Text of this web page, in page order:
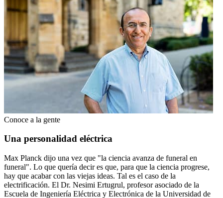
Conoce a la gente
Una personalidad eléctrica
Max Planck dijo una vez que "la ciencia avanza de funeral en
funeral". Lo que quería decir es que, para que la ciencia progrese,
hay que acabar con las viejas ideas. Tal es el caso de la
electrificación. El Dr. Nesimi Ertugrul, profesor asociado de la
Escuela de Ingeniería Eléctrica y Electrónica de la Universidad de